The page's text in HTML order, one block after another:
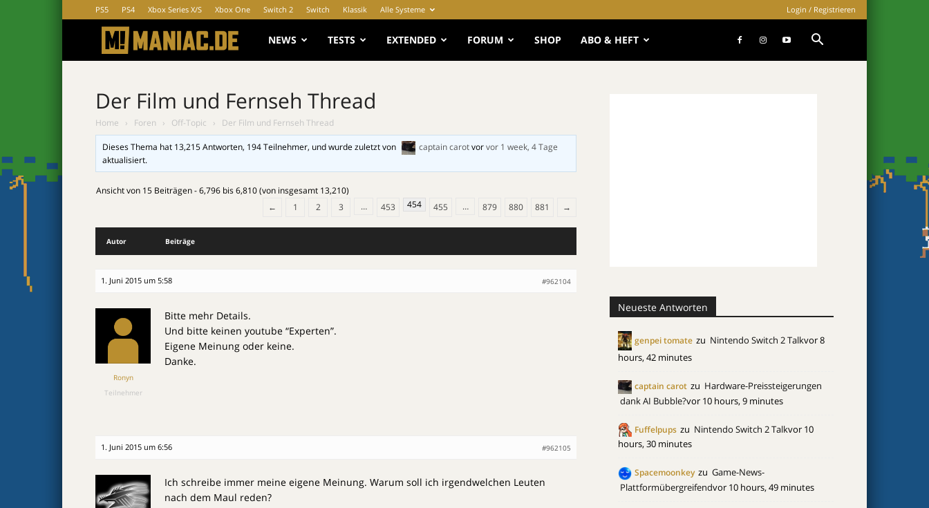
PS5 PS4 Xbox Series X/S Xbox One Switch 2 Switch Klassik Alle Systeme Login / Registrieren
MANIAC.de
NEWS TESTS EXTENDED FORUM SHOP ABO & HEFT
Der Film und Fernseh Thread
Home › Foren › Off-Topic › Der Film und Fernseh Thread
Dieses Thema hat 13,215 Antworten, 194 Teilnehmer, und wurde zuletzt von captain carotvorvor 1 week, 4 Tage
aktualisiert.
Ansicht von 15 Beiträgen - 6,796 bis 6,810 (von insgesamt 13,210)
←
1 2 3 … 453 454 455 … 879 880 881 →
Autor Beiträge
1. Juni 2015 um 5:58 #962104
Ronyn
Teilnehmer
Bitte mehr Details.
Und bitte keinen youtube “Experten”.
Eigene Meinung oder keine.
Danke.
1. Juni 2015 um 6:56 #962105
Ich schreibe immer meine eigene Meinung. Warum soll ich irgendwelchen Leuten
nach dem Maul reden?
Neueste Antworten
genpei tomate zu Nintendo Switch 2 Talkvor 8
hours, 42 minutes
captain carot zu Hardware-Preissteigerungen
dank AI Bubble?vor 10 hours, 9 minutes
Fuffelpups zu Nintendo Switch 2 Talkvor 10
hours, 30 minutes
Spacemoonkey zu Game-News-
Plattformübergreifendvor 10 hours, 49 minutes